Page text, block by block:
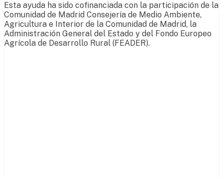
Esta ayuda ha sido cofinanciada con la participación de la
Comunidad de Madrid Consejería de Medio Ambiente,
Agricultura e Interior de la Comunidad de Madrid, la
Administración General del Estado y del Fondo Europeo
Agrícola de Desarrollo Rural (FEADER).